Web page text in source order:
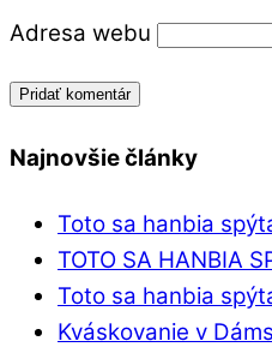
Adresa webu
Najnovšie články
Toto sa hanbia
TOTO SA HANBIA
Toto sa hanbia
Kváskovanie v